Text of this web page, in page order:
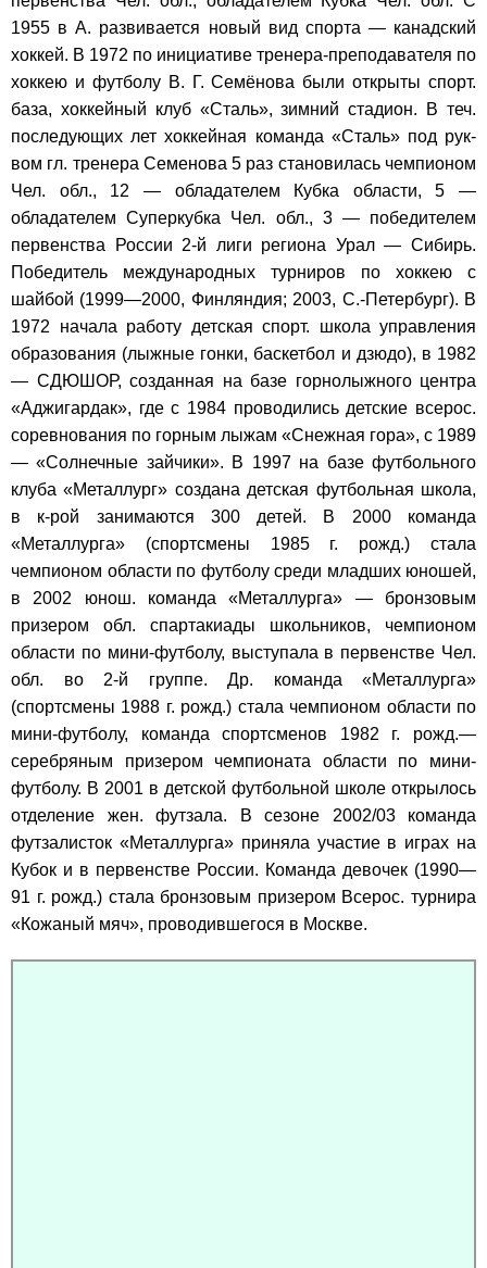
1955 в А. развивается новый вид спорта — канадский
хоккей. В 1972 по инициативе тренера-преподавателя по
хоккею и футболу В. Г. Семёнова были открыты спорт.
база, хоккейный клуб «Сталь», зимний стадион. В теч.
последующих лет хоккейная команда «Сталь» под рук-
вом гл. тренера Семенова 5 раз становилась чемпионом
Чел. обл., 12 — обладателем Кубка области, 5 —
обладателем Суперкубка Чел. обл., 3 — победителем
первенства России 2-й лиги региона Урал — Сибирь.
Победитель международных турниров по хоккею с
шайбой (1999—2000, Финляндия; 2003, С.-Петербург). В
1972 начала работу детская спорт. школа управления
образования (лыжные гонки, баскетбол и дзюдо), в 1982
— СДЮШОР, созданная на базе горнолыжного центра
«Аджигардак», где с 1984 проводились детские всерос.
соревнования по горным лыжам «Снежная гора», с 1989
— «Солнечные зайчики». В 1997 на базе футбольного
клуба «Металлург» создана детская футбольная школа,
в к-рой занимаются 300 детей. В 2000 команда
«Металлурга» (спортсмены 1985 г. рожд.) стала
чемпионом области по футболу среди младших юношей,
в 2002 юнош. команда «Металлурга» — бронзовым
призером обл. спартакиады школьников, чемпионом
области по мини-футболу, выступала в первенстве Чел.
обл. во 2-й группе. Др. команда «Металлурга»
(спортсмены 1988 г. рожд.) стала чемпионом области по
мини-футболу, команда спортсменов 1982 г. рожд.—
серебряным призером чемпионата области по мини-
футболу. В 2001 в детской футбольной школе открылось
отделение жен. футзала. В сезоне 2002/03 команда
футзалисток «Металлурга» приняла участие в играх на
Кубок и в первенстве России. Команда девочек (1990—
91 г. рожд.) стала бронзовым призером Всерос. турнира
«Кожаный мяч», проводившегося в Москве.